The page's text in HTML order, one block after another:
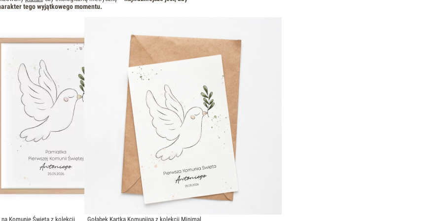
tego wyjątkowego momentu.
na Komunię Świętą z kolekcji
Gołąbek Kartka Komunijna z kolekcji Minimal